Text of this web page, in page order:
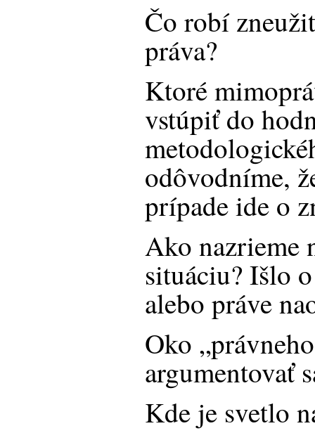
Čo robí
práva?
Ktoré
vstúpiť do
odôvodníme,
prípade ide o
Ako nazrieme
situáciu? Išlo
alebo práve
Oko
argumentovať
Kde je svetlo